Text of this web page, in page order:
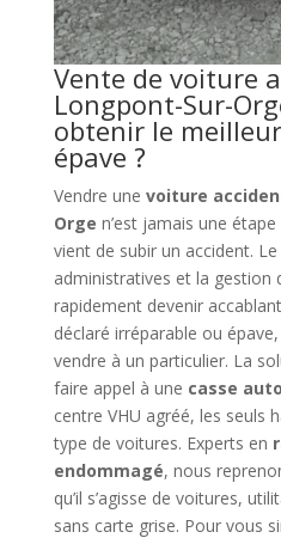
Vente de voiture
Longpont-Sur-
obtenir le
épave ?
Vendre une voiture
Orge n’est jamais une
vient de subir un accident.
administratives et la gestion
rapidement devenir
déclaré irréparable ou
vendre à un particulier. La
faire appel à une casse
centre VHU agréé, les seuls
type de voitures. Experts en
endommagé, nous
qu’il s’agisse de voitures,
sans carte grise. Pour vous